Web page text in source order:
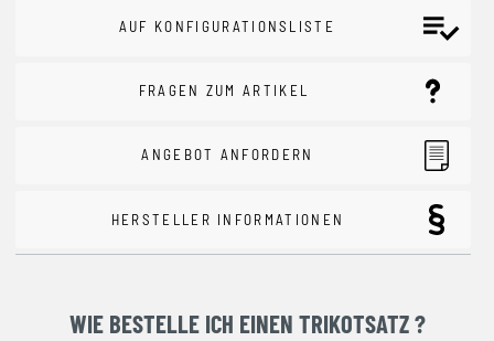
AUF KONFIGURATIONSLISTE
FRAGEN ZUM ARTIKEL
ANGEBOT ANFORDERN
HERSTELLER INFORMATIONEN
WIE BESTELLE ICH EINEN TRIKOTSATZ ?